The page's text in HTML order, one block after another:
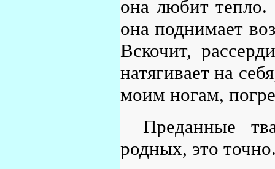
она любит
она поднимает
Вскочит,
натягивает на
моим ногам,
Преданные
родных, это